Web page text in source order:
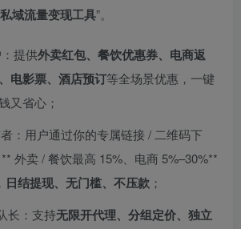
域流量变现工具”。
提供外卖红包、餐饮优惠券、电商返
电影票、酒店预订等全场景优惠，一键
又省心；
：用户通过你的专属链接 / 二维码下
外卖 / 餐饮最高 15%、电商 5%–30%**
日结提现、无门槛、不压款 ；
长：支持无限开代理、分组定价、独立